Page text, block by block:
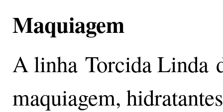
Maquiagem
A linha Torcida Linda
maquiagem,